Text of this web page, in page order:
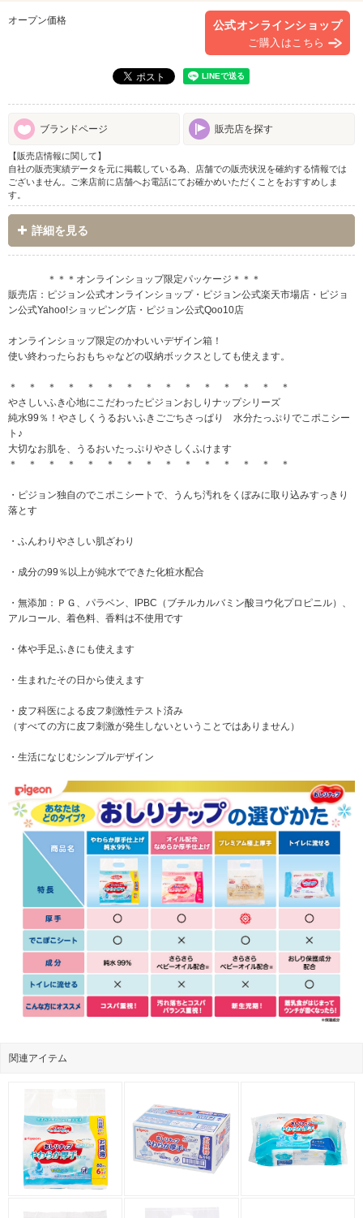
オープン価格 公式オンラインショップ
ご購入はこちら
ブランドページ 販売店を探す
【販売店情報に関して】
自社の販売実績データを元に掲載している為、店舗での販売状況を確約する情報では
ございません。ご来店前に店舗へお電話にてお確かめいただくことをおすすめしま
す。
詳細を見る
＊＊＊オンラインショップ限定パッケージ＊＊＊
販売店：ピジョン公式オンラインショップ・ピジョン公式楽天市場店・ピジョ
ン公式Yahoo!ショッピング店・ピジョン公式Qoo10店
オンラインショップ限定のかわいいデザイン箱！
使い終わったらおもちゃなどの収納ボックスとしても使えます。
＊ ＊ ＊ ＊ ＊ ＊ ＊ ＊ ＊ ＊ ＊ ＊ ＊ ＊ ＊
やさしいふき心地にこだわったピジョンおしりナップシリーズ
純水99％！やさしくうるおいふきごごちさっぱり 水分たっぷりでこポこシー
ト♪
大切なお肌を、うるおいたっぷりやさしくふけます
＊ ＊ ＊ ＊ ＊ ＊ ＊ ＊ ＊ ＊ ＊ ＊ ＊ ＊ ＊
・ピジョン独自のでこポこシートで、うんち汚れをくぼみに取り込みすっきり
落とす
・ふんわりやさしい肌ざわり
・成分の99％以上が純水でできた化粧水配合
・無添加：ＰＧ、パラベン、IPBC（ブチルカルバミン酸ヨウ化プロピニル）、
アルコール、着色料、香料は不使用です
・体や手足ふきにも使えます
・生まれたその日から使えます
・皮フ科医による皮フ刺激性テスト済み
（すべての方に皮フ刺激が発生しないということではありません）
・生活になじむシンプルデザイン
関連アイテム